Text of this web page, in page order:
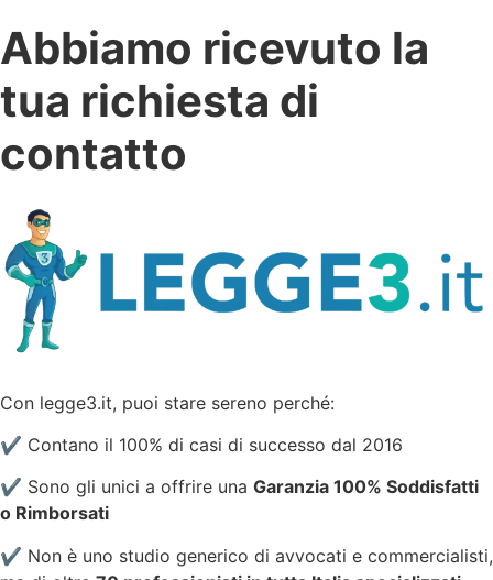
Abbiamo ricevuto la
tua richiesta di
contatto
Con legge3.it, puoi stare sereno perché:
✔️ Contano il 100% di casi di successo dal 2016
✔️ Sono gli unici a offrire una Garanzia 100% Soddisfatti
o Rimborsati
✔️ Non è uno studio generico di avvocati e commercialisti,